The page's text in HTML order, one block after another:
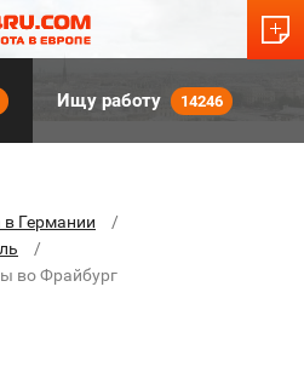
Ищу работу 14246
в Германии
во Фрайбург